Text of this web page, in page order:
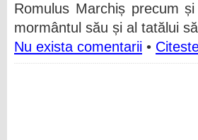
Romulus Marchiș precum
mormântul său și al tatălui
Nu exista comentarii •